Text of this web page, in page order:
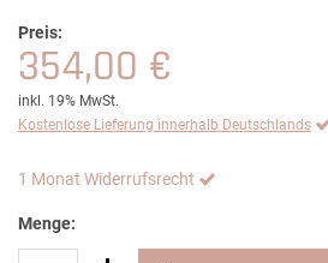
Preis:
354,00 €
inkl. 19% MwSt.
Kostenlose Lieferung innerhalb Deutschlands
1 Monat Widerrufsrecht
Menge: